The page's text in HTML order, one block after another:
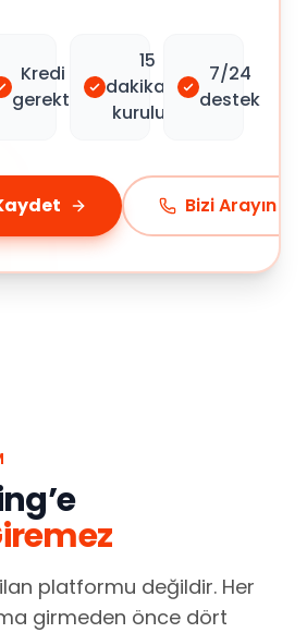
Kredi kartı
gerektirmez
15
dakikada
kurulum
7/24
destek
Bizi Arayın
platformu değildir. Her
girmeden önce dört